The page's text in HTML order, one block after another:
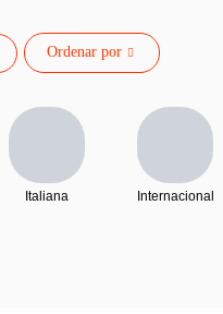
Ordenar por
Italiana Internacional